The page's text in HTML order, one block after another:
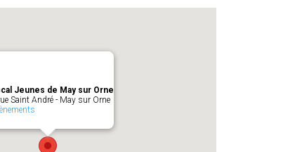
Jeunes de May sur Orne
Saint André - May sur Orne